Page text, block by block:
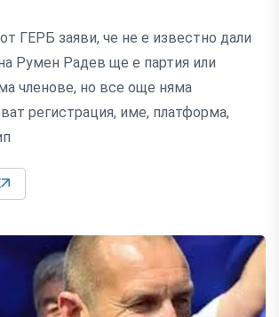
ГЕРБ заяви, че не е известно дали
Румен Радев ще е партия или
членове, но все още няма
регистрация, име, платформа,